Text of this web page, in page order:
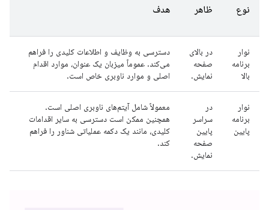
نوع ظاهر هدف
نوار
برنامه
بالا
در بالای
صفحه
نمایش.
دسترسی به وظایف و اطلاعات کلیدی را فراهم
می‌کند. عموماً میزبان یک عنوان، موارد اقدام
اصلی و موارد ناوبری خاص است.
نوار
برنامه
پایین
در
سراسر
پایین
صفحه
نمایش.
معمولاً شامل آیتم‌های ناوبری اصلی است.
همچنین ممکن است دسترسی به سایر اقدامات
کلیدی، مانند یک دکمه عملیاتی شناور را فراهم
کند.